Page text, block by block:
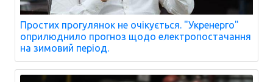
Простих прогулянок не очікується. "Укренерго"
оприлюднило прогноз щодо електропостачання
на зимовий період.